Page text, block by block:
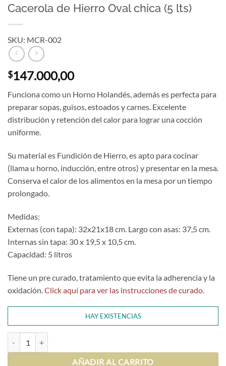
Cacerola de Hierro Oval chica (5 lts)
SKU: MCR-002
$147.000,00
Funciona como un Horno Holandés, además es perfecta para
preparar sopas, guisos, estoados y carnes. Excelente
distribución y retención del calor para lograr una cocción
uniforme.
Su material es Fundición de Hierro, es apto para cocinar
(llama u horno, inducción, entre otros) y presentar en la mesa.
Conserva el calor de los alimentos en la mesa por un tiempo
prolongado.
Medidas:
Externas (con tapa): 32x21x18 cm. Largo con asas: 37,5 cm.
Internas sin tapa: 30 x 19,5 x 10,5 cm.
Capacidad: 5 litros
Tiene un pre curado, tratamiento que evita la adherencia y la
oxidación. Click aquí para ver las instrucciones de curado.
HAY EXISTENCIAS
AÑADIR AL CARRITO